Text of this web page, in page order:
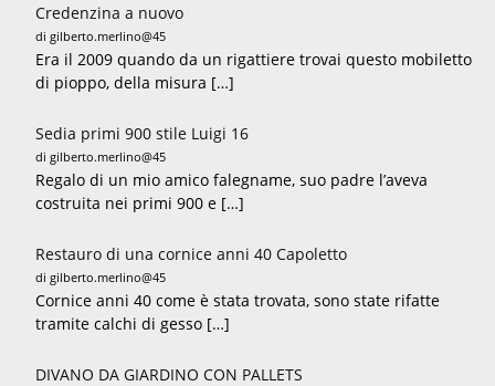
Credenzina a nuovo
di gilberto.merlino@45
Era il 2009 quando da un rigattiere trovai questo mobiletto
di pioppo, della misura […]
Sedia primi 900 stile Luigi 16
di gilberto.merlino@45
Regalo di un mio amico falegname, suo padre l’aveva
costruita nei primi 900 e […]
Restauro di una cornice anni 40 Capoletto
di gilberto.merlino@45
Cornice anni 40 come è stata trovata, sono state rifatte
tramite calchi di gesso […]
DIVANO DA GIARDINO CON PALLETS